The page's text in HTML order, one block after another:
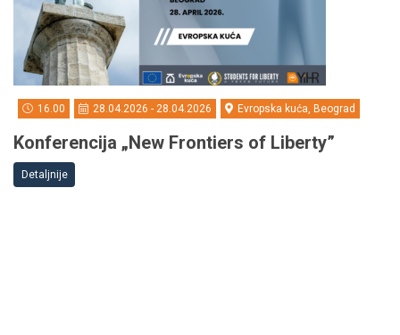
16.00 28.04.2026 - 28.04.2026 Evropska kuća, Beograd
Konferencija „New Frontiers of Liberty”
Detaljnije